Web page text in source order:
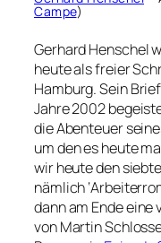
Campe)
Gerhard Henschel
heute als freier
Hamburg. Sein
Jahre 2002
die Abenteuer
um den es heute
wir heute den
nämlich
dann am Ende
von Martin